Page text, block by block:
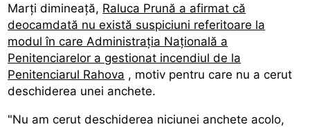
Marți dimineață, Raluca Prună a afirmat că
deocamdată nu există suspiciuni referitoare la
modul în care Administrația Națională a
Penitenciarelor a gestionat incendiul de la
Penitenciarul Rahova , motiv pentru care nu a cerut
deschiderea unei anchete.
"Nu am cerut deschiderea niciunei anchete acolo,